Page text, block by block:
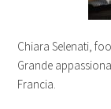
Chiara Selenati,
Grande
Francia.